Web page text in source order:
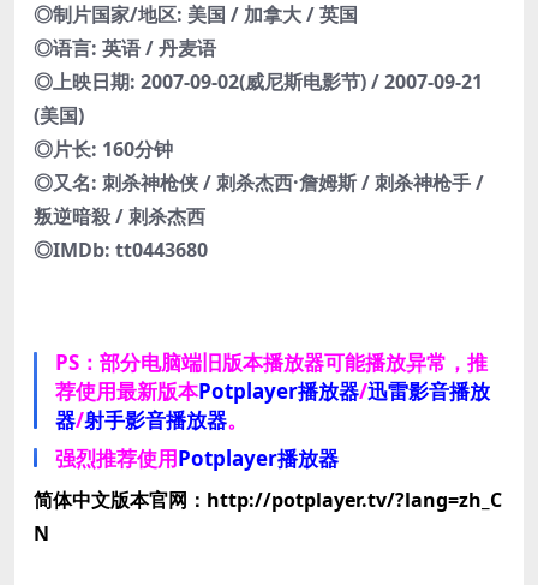
◎制片国家/地区: 美国 / 加拿大 / 英国
◎语言: 英语 / 丹麦语
◎上映日期: 2007-09-02(威尼斯电影节) / 2007-09-21
(美国)
◎片长: 160分钟
◎又名: 刺杀神枪侠 / 刺杀杰西·詹姆斯 / 刺杀神枪手 /
叛逆暗殺 / 刺杀杰西
◎IMDb: tt0443680
PS：部分电脑端旧版本播放器可能播放异常，推
荐使用最新版本Potplayer播放器/迅雷影音播放
器/射手影音播放器。
强烈推荐使用Potplayer播放器
简体中文版本官网：http://potplayer.tv/?lang=zh_C
N